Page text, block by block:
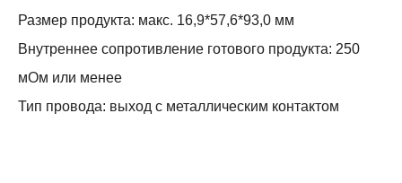
Размер продукта: макс. 16,9*57,6*93,0 мм
Внутреннее сопротивление готового продукта: 250
мОм или менее
Тип провода: выход с металлическим контактом